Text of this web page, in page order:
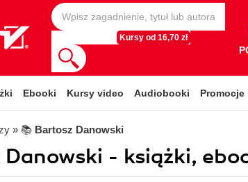
Kursy od 16,70 zł
Ebooki Kursy video Audiobooki Promocje
» 📚 Bartosz Danowski
- książki,